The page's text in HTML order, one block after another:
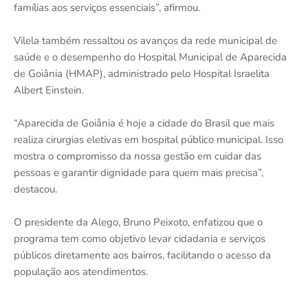
famílias aos serviços essenciais”, afirmou.
Vilela também ressaltou os avanços da rede municipal de
saúde e o desempenho do Hospital Municipal de Aparecida
de Goiânia (HMAP), administrado pelo Hospital Israelita
Albert Einstein.
“Aparecida de Goiânia é hoje a cidade do Brasil que mais
realiza cirurgias eletivas em hospital público municipal. Isso
mostra o compromisso da nossa gestão em cuidar das
pessoas e garantir dignidade para quem mais precisa”,
destacou.
O presidente da Alego, Bruno Peixoto, enfatizou que o
programa tem como objetivo levar cidadania e serviços
públicos diretamente aos bairros, facilitando o acesso da
população aos atendimentos.